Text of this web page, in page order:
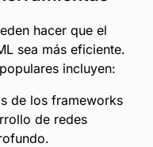
hacer que el
sea más eficiente.
incluyen:
de los frameworks
de redes